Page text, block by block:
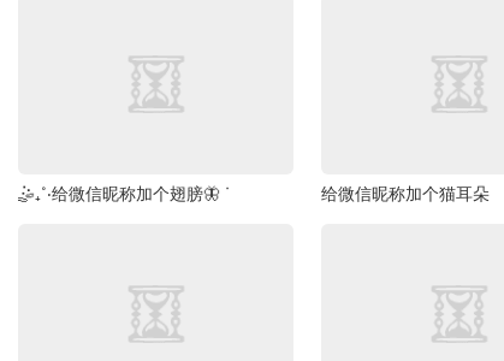
🤹₊˚‧给微信昵称加个翅膀🦋 ᐝ 给微信昵称加个猫耳朵